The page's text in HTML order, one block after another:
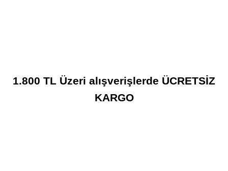
1.800 TL Üzeri alışverişlerde ÜCRETSİZ
KARGO